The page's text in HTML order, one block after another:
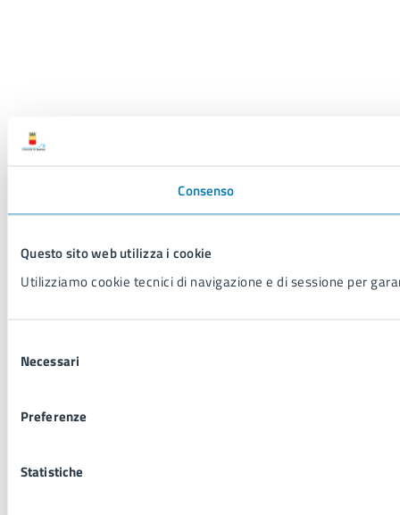
Consenso
Questo sito web utilizza i cookie
Utilizziamo cookie tecnici di navigazione e di sessione per
delNecessari
Preferenze
Statistiche